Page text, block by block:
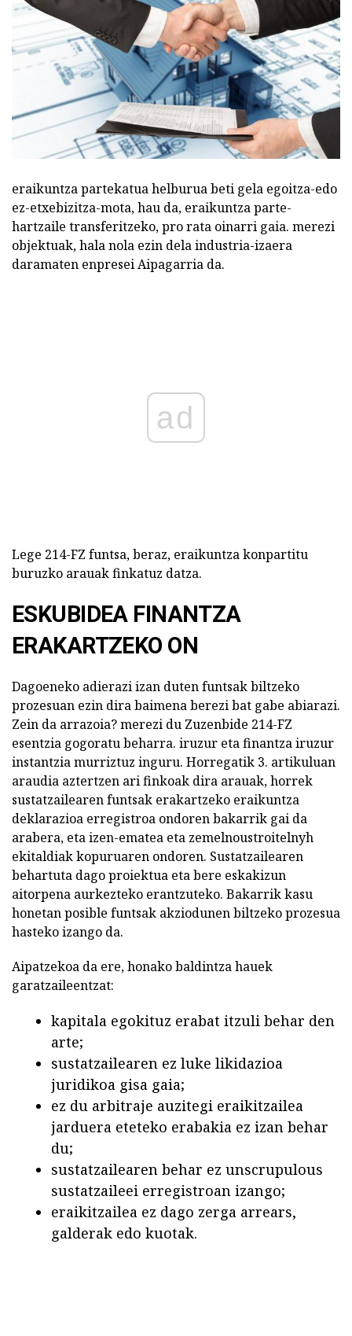
eraikuntza partekatua helburua beti gela egoitza-edo
ez-etxebizitza-mota, hau da, eraikuntza parte-
hartzaile transferitzeko, pro rata oinarri gaia. merezi
objektuak, hala nola ezin dela industria-izaera
daramaten enpresei Aipagarria da.
ad
Lege 214-FZ funtsa, beraz, eraikuntza konpartitu
buruzko arauak finkatuz datza.
ESKUBIDEA FINANTZA
ERAKARTZEKO ON
Dagoeneko adierazi izan duten funtsak biltzeko
prozesuan ezin dira baimena berezi bat gabe abiarazi.
Zein da arrazoia? merezi du Zuzenbide 214-FZ
esentzia gogoratu beharra. iruzur eta finantza iruzur
instantzia murriztuz inguru. Horregatik 3. artikuluan
araudia aztertzen ari finkoak dira arauak, horrek
sustatzailearen funtsak erakartzeko eraikuntza
deklarazioa erregistroa ondoren bakarrik gai da
arabera, eta izen-ematea eta zemelnoustroitelnyh
ekitaldiak kopuruaren ondoren. Sustatzailearen
behartuta dago proiektua eta bere eskakizun
aitorpena aurkezteko erantzuteko. Bakarrik kasu
honetan posible funtsak akziodunen biltzeko prozesua
hasteko izango da.
Aipatzekoa da ere, honako baldintza hauek
garatzaileentzat:
kapitala egokituz erabat itzuli behar den
arte;
sustatzailearen ez luke likidazioa
juridikoa gisa gaia;
ez du arbitraje auzitegi eraikitzailea
jarduera eteteko erabakia ez izan behar
du;
sustatzailearen behar ez unscrupulous
sustatzaileei erregistroan izango;
eraikitzailea ez dago zerga arrears,
galderak edo kuotak.